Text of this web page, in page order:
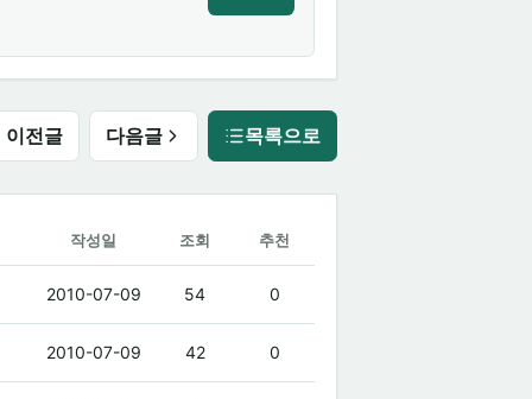
이전글 다음글 목록으로
작성일 조회 추천
2010-07-09 54 0
2010-07-09 42 0